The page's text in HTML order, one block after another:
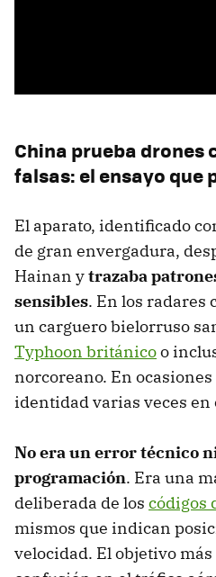
China prueba drones
falsas: el ensayo que
El aparato, identificado
de gran envergadura,
Hainan ytrazaba
sensibles. En los radares
un carguero bielorruso
Typhoon británicoo
norcoreano. En
identidad varias veces
No era un error técnico
programación. Era una
deliberada de los códigos
mismos que indican
velocidad. El objetivo